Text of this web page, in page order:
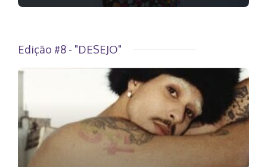
Edição #8 - "DESEJO"